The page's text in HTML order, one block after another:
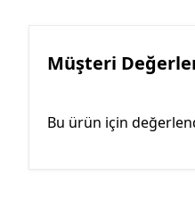
Müşteri
Bu ürün için